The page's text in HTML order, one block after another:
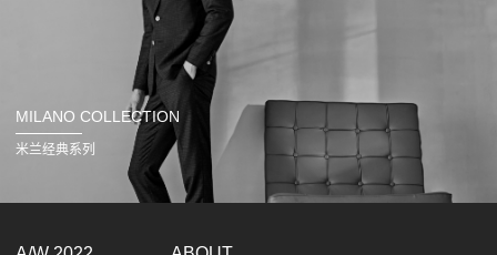
MILANO COLLECTION
米兰经典系列